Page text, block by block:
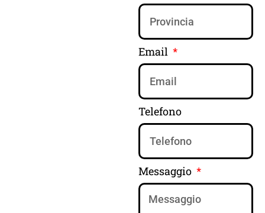
Email
Telefono
Messaggio